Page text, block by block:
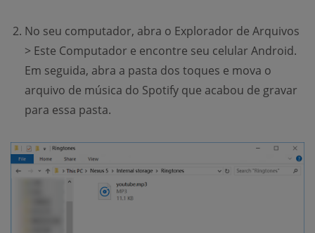
No seu computador, abra o Explorador de Arquivos
> Este Computador e encontre seu celular Android.
Em seguida, abra a pasta dos toques e mova o
arquivo de música do Spotify que acabou de gravar
para essa pasta.